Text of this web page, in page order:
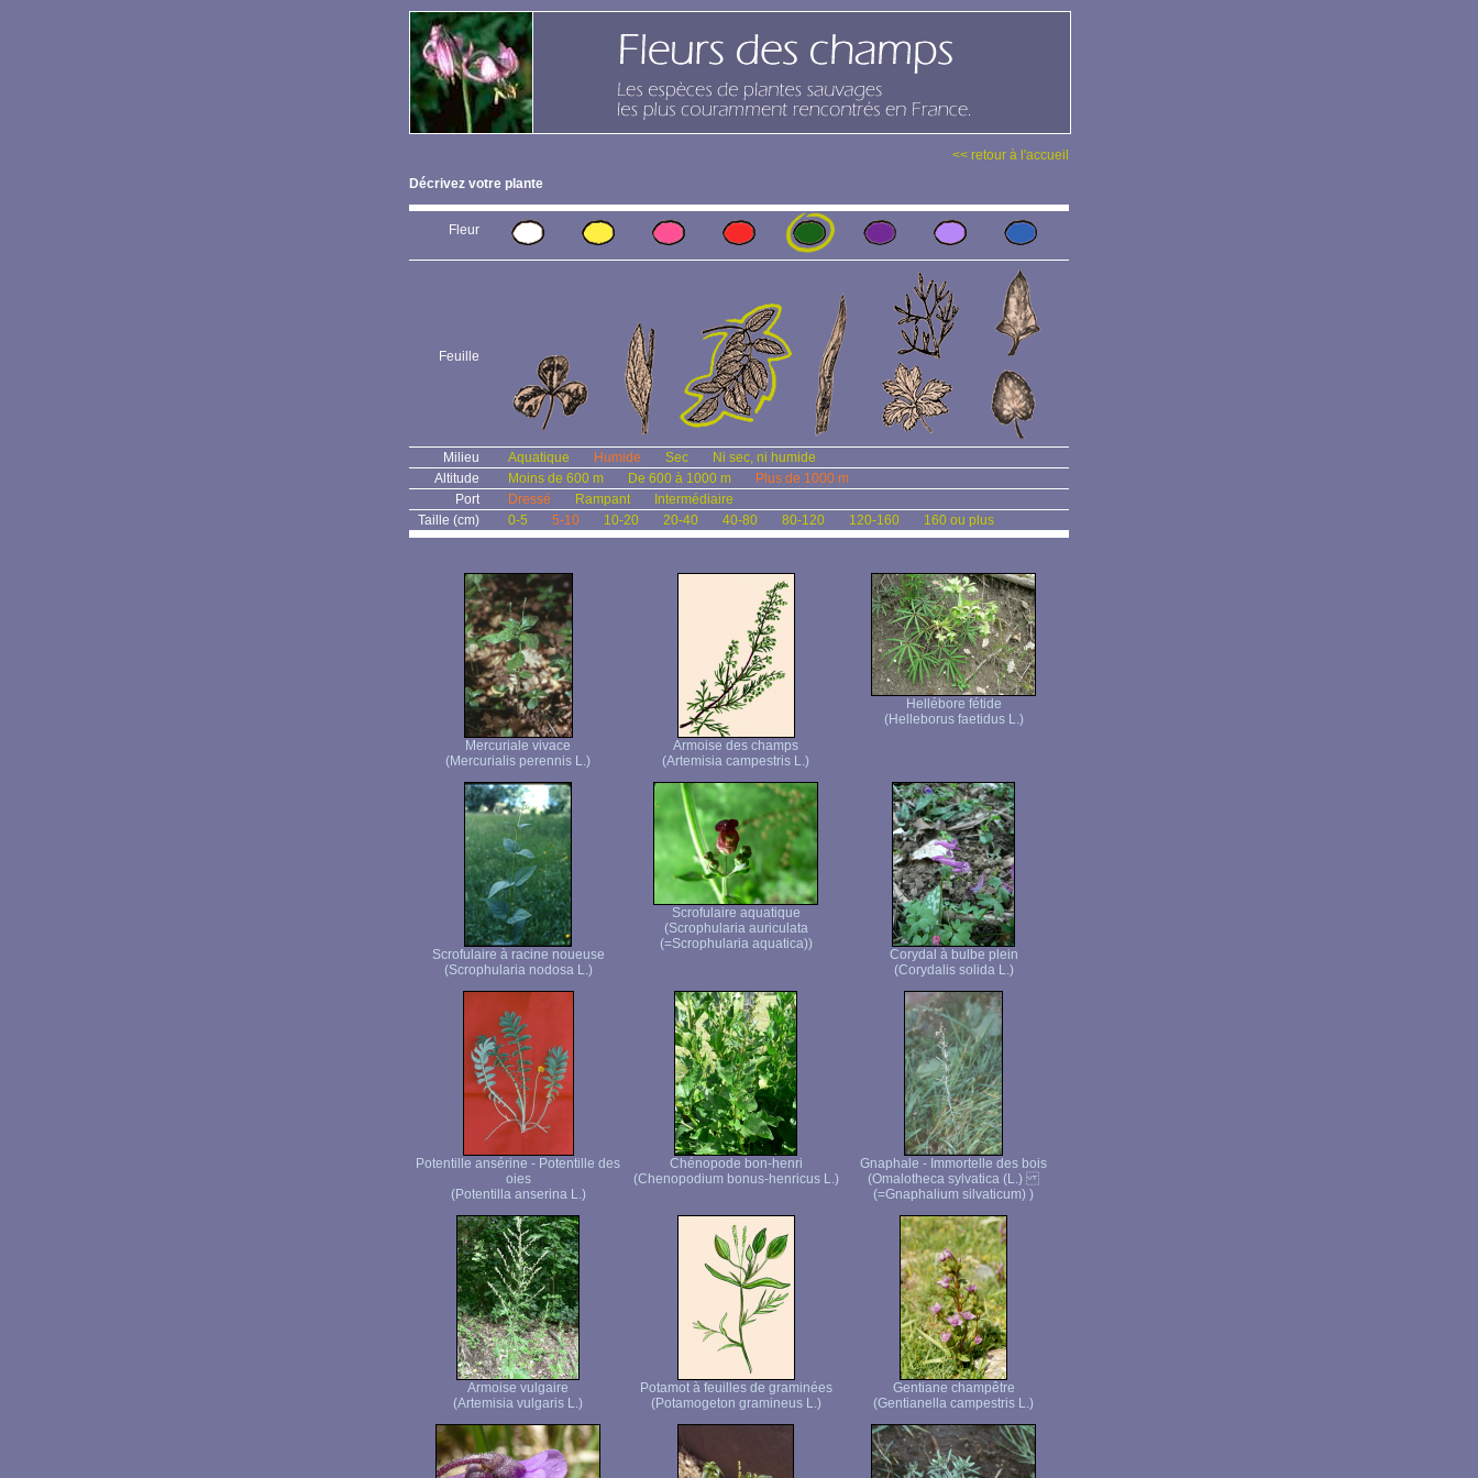
<< retour à l'accueil
Décrivez votre plante
Fleur
Feuille
Milieu Aquatique Humide Sec
Ni sec, ni humide
Altitude
Moins de 600 m De 600 à 1000 m
Plus de 1000 m
Port
Dressé Rampant
Intermédiaire
Taille (cm)
0-5 5-10 10-20 20-40 40-80 80-120 120-160 160 ou plus
Mercuriale vivace
(Mercurialis perennis L.)
Armoise des champs
(Artemisia campestris L.)
Hellébore fétide
(Helleborus faetidus L.)
Scrofulaire à racine noueuse
(Scrophularia nodosa L.)
Scrofulaire aquatique
(Scrophularia auriculata
(=Scrophularia aquatica))
Corydal à bulbe plein
(Corydalis solida L.)
Potentille ansérine - Potentille des
oies
(Potentilla anserina L.)
Chénopode bon-henri
(Chenopodium bonus-henricus L.)
Gnaphale - Immortelle des bois
(Omalotheca sylvatica (L.)
(=Gnaphalium silvaticum) )
Armoise vulgaire
(Artemisia vulgaris L.)
Potamot à feuilles de graminées
(Potamogeton gramineus L.)
Gentiane champêtre
(Gentianella campestris L.)